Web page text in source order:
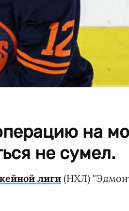
на
не сумел.
лиги (НХЛ)